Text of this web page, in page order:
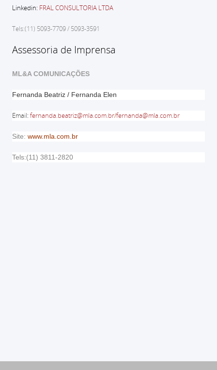
Linkedin: FRAL CONSULTORIA LTDA
Tels:(11) 5093-7709 / 5093-3591
Assessoria de Imprensa
ML&A COMUNICAÇÕES
Fernanda Beatriz / Fernanda Elen
Email: fernanda.beatriz@mla.com.br/fernanda@mla.com.br
Site: www.mla.com.br
Tels:(11) 3811-2820